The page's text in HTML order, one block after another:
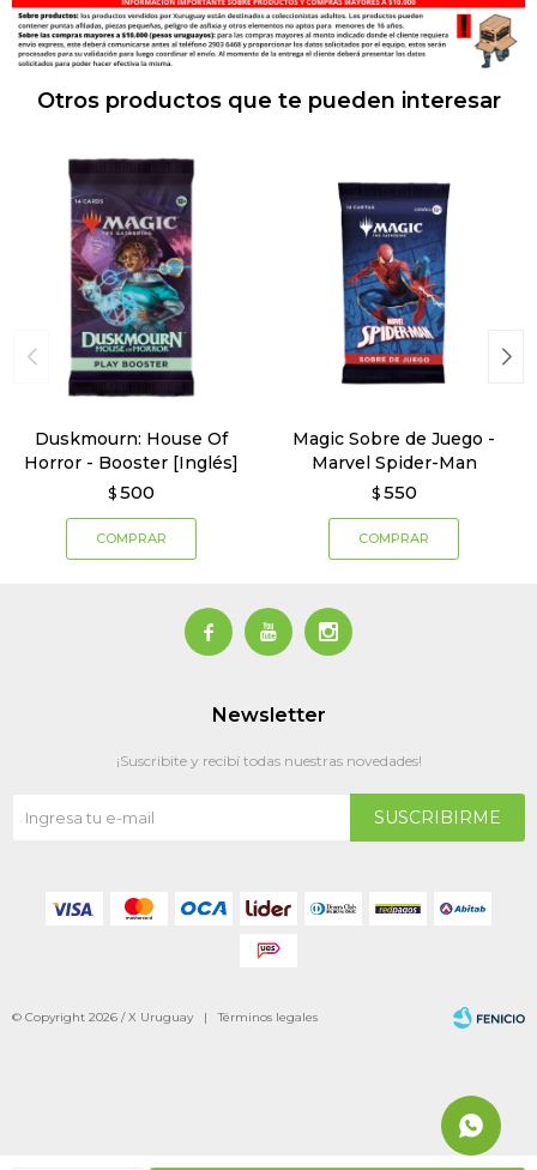
Otros productos que te pueden interesar
Duskmourn: House Of
Horror - Booster [Inglés]
$ 500
Magic Sobre de Juego -
Marvel Spider-Man
$ 550
  
Newsletter
¡Suscribite y recibí todas nuestras novedades!
SUSCRIBIRME
© Copyright 2026 / X Uruguay |Términos legales